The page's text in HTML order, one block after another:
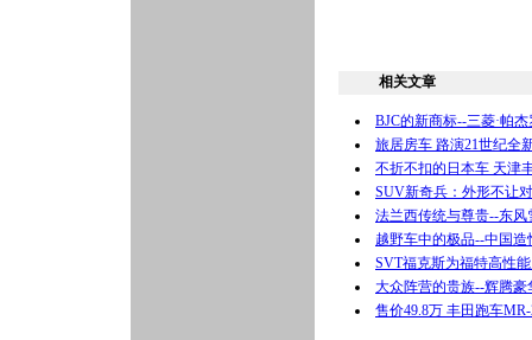
相关文章
BJC的新商标--三菱·帕
旅居房车 路演21世纪全
不折不扣的日本车 天津
SUV新奇兵：外形不让
法兰西传统与尊贵--东风
越野车中的极品--中国造
SVT福克斯为福特高性
大众阵营的贵族--辉腾豪
售价49.8万 丰田跑车